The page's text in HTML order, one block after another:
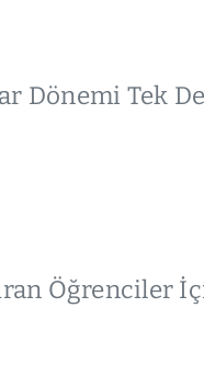
Dönemi Tek
Öğrenciler